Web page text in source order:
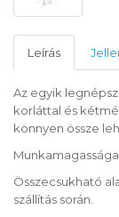
Leírás
Az egyik
korláttal és
könnyen össze
Összecsukható
szállítás során.